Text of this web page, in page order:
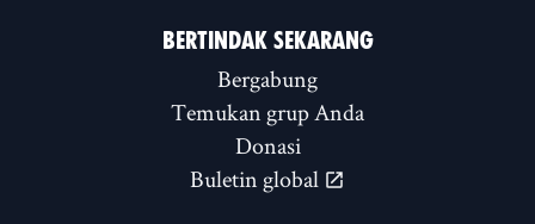
BERTINDAK SEKARANG
Bergabung
Temukan grup Anda
Donasi
Buletin global